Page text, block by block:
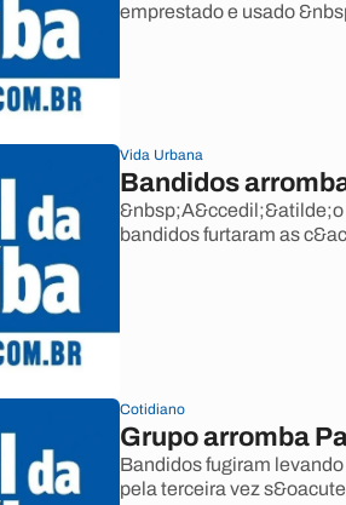
emprestado e usado
Vida Urbana
Bandidos
&nbsp;A&ccedil;&atilde;o
bandidos furtaram as
Cotidiano
Grupo arromba
Bandidos fugiram
pela terceira vez